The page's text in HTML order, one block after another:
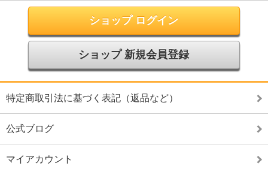
ショップ ログイン
ショップ 新規会員登録
特定商取引法に基づく表記（返品など）
公式ブログ
マイアカウント